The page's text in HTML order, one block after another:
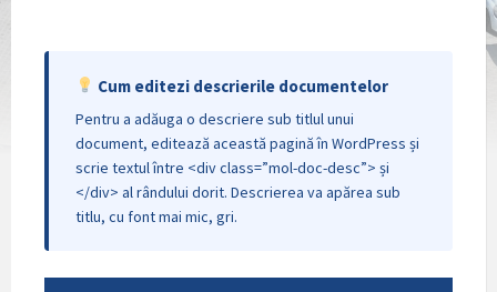
Cum editezi descrierile documentelor
Pentru a adăuga o descriere sub titlul unui
document, editează această pagină în WordPress și
scrie textul între <div class=”mol-doc-desc”> și
</div> al rândului dorit. Descrierea va apărea sub
titlu, cu font mai mic, gri.